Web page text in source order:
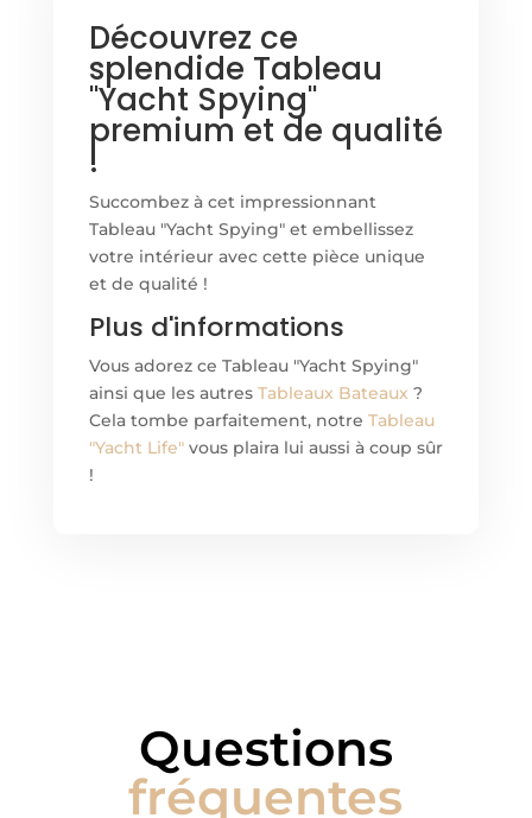
Découvrez ce
splendide Tableau
"Yacht Spying"
premium et de qualité
!
Succombez à cet impressionnant
Tableau "Yacht Spying" et embellissez
votre intérieur avec cette pièce unique
et de qualité !
Plus d'informations
Vous adorez ce Tableau "Yacht Spying"
ainsi que les autres Tableaux Bateaux ?
Cela tombe parfaitement, notre Tableau
"Yacht Life"vous plaira lui aussi à coup sûr
!
Questions
fréquentes